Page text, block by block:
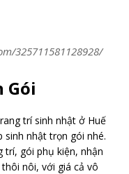
325711581128928/
Gói
trí sinh nhật ở Huế
nhật trọn gói nhé.
trí, gói phụ kiện, nhận
nôi, với giá cả vô